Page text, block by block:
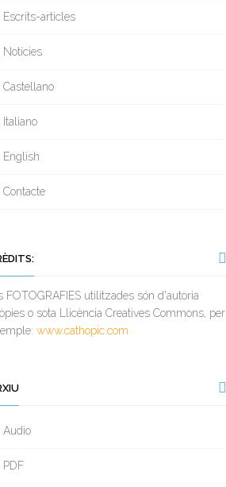
Escrits-articles
Notícies
Castellano
Italiano
English
Contacte
FOTOGRAFIES utilitzades són d'autoria
o sota Llicència Creatives Commons, per
www.cathopic.com
Audio
PDF